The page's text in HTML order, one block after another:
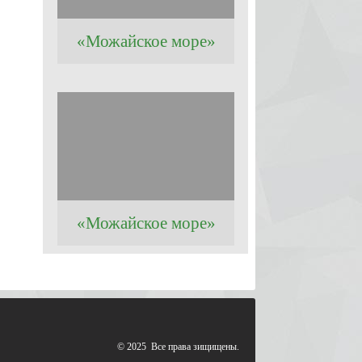
«Можайское море»
«Можайское море»
© 2025 Все права зищищены.